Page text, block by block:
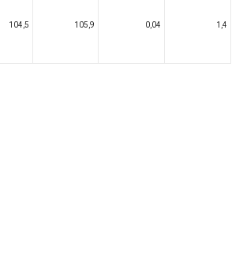
104,5 105,9 0,04 1,4